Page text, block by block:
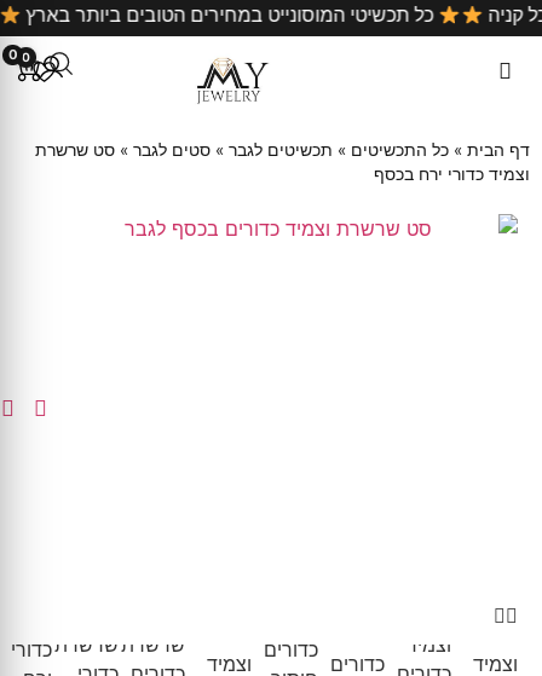
כל קניה כל תכשיטי המוסונייט במחירים הטובים ביותר
0 0
דף הבית » כל התכשיטים » תכשיטים לגבר » סטים לגבר » סט שרשרת
וצמיד כדורי ירח בכסף